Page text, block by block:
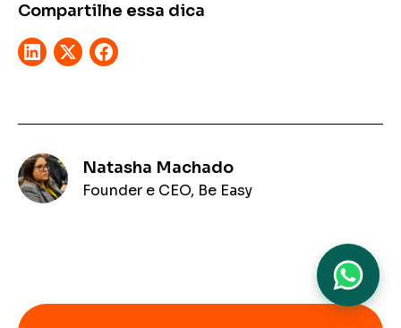
Compartilhe essa dica
Natasha Machado
Founder e CEO, Be Easy